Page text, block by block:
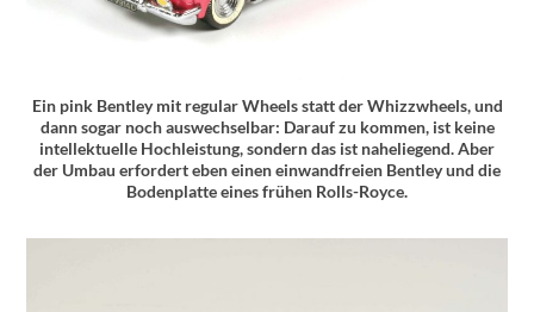
Ein pink Bentley mit regular Wheels statt der Whizzwheels, und
dann sogar noch auswechselbar: Darauf zu kommen, ist keine
intellektuelle Hochleistung, sondern das ist naheliegend. Aber
der Umbau erfordert eben einen einwandfreien Bentley und die
Bodenplatte eines frühen Rolls-Royce.